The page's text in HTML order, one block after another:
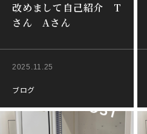
改めまして自己紹介 T
さん Aさん
2025.11.25
ブログ